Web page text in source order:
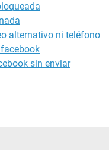
alternativo ni teléfono
sin enviar